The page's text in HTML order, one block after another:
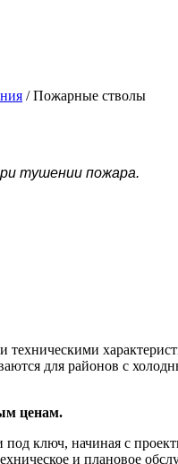
/Пожарные стволы
тушении пожара.
техническими
для районов с
ценам.
ключ, начиная с
и плановое